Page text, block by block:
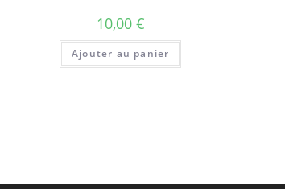
10,00 €
Ajouter au panier